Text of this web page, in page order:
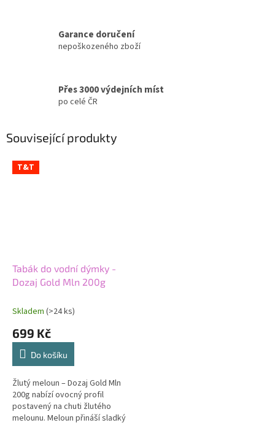
Garance doručení
nepoškozeného zboží
Přes 3000 výdejních míst
po celé ČR
Související produkty
T&T
Tabák do vodní dýmky -
Dozaj Gold Mln 200g
Skladem (>24 ks)
699 Kč
Do košíku
Žlutý meloun – Dozaj Gold Mln
200g nabízí ovocný profil
postavený na chuti žlutého
melounu. Meloun přináší sladký